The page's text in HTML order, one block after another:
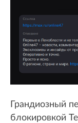
Грандиозный
блокировкой